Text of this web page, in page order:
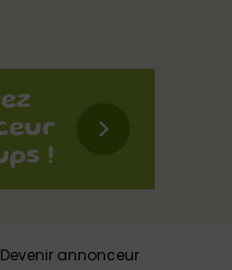
Devenir annonceur